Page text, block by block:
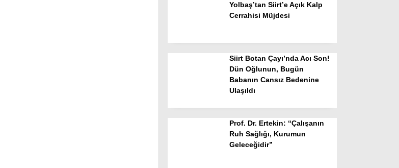
Yolbaş’tan Siirt’e Açık Kalp
Cerrahisi Müjdesi
Siirt Botan Çayı’nda Acı Son!
Dün Oğlunun, Bugün
Babanın Cansız Bedenine
Ulaşıldı
Prof. Dr. Ertekin: “Çalışanın
Ruh Sağlığı, Kurumun
Geleceğidir”